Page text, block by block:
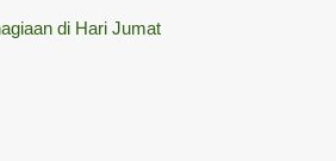
di Hari Jumat